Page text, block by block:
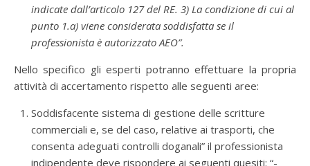
indicate dall’articolo 127 del RE. 3) La condizione di cui al
punto 1.a) viene considerata soddisfatta se il
professionista è autorizzato AEO”.
Nello specifico gli esperti potranno effettuare la propria
attività di accertamento rispetto alle seguenti aree:
Soddisfacente sistema di gestione delle scritture
commerciali e, se del caso, relative ai trasporti, che
consenta adeguati controlli doganali” il professionista
indipendente deve rispondere ai seguenti quesiti: “-